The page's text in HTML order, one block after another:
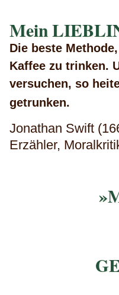
Mein
Die beste
Kaffee zu trinken.
versuchen, so
getrunken.
Jonathan Swift
Erzähler,